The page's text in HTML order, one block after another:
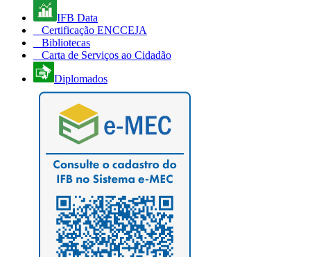
IFB Data
Certificação ENCCEJA
Bibliotecas
Carta de Serviços ao Cidadão
Diplomados